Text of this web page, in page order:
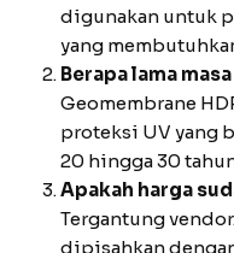
digunakan untuk
yang
Berapa lama
Geomembrane
proteksi UV yang
20 hingga 30
Apakah harga
Tergantung
dipisahkan